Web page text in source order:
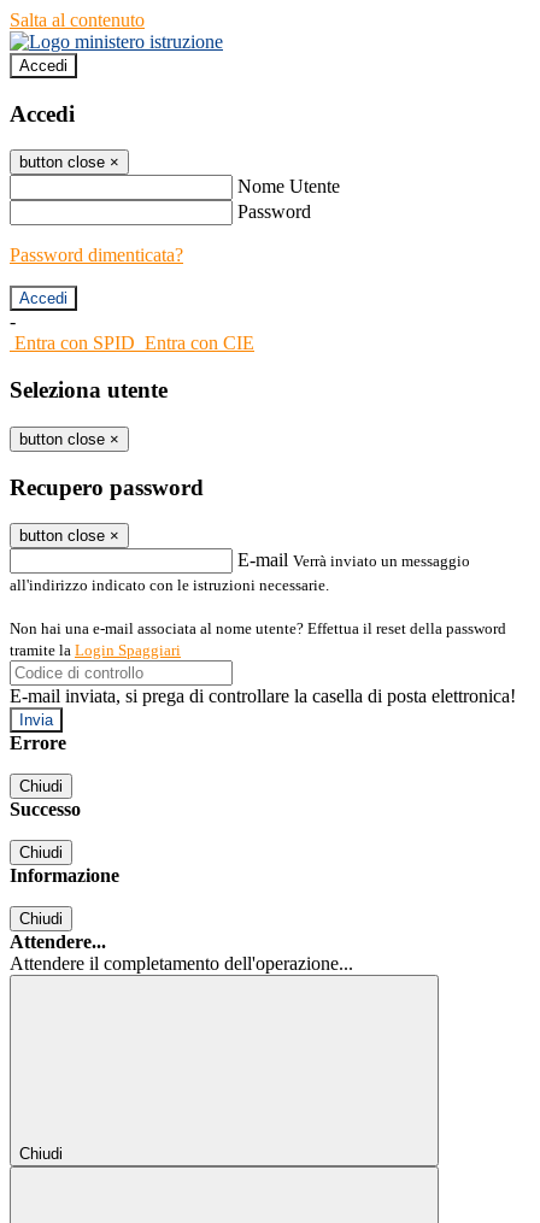
Salta al contenuto
Accedi
Accedi
button close ×
Nome Utente
Password
Password dimenticata?
-
Entra con SPID Entra con CIE
Seleziona utente
button close ×
Recupero password
button close ×
E-mail Verrà inviato un messaggio
all'indirizzo indicato con le istruzioni necessarie.
Non hai una e-mail associata al nome utente? Effettua il reset della password
tramite la Login Spaggiari
E-mail inviata, si prega di controllare la casella di posta elettronica!
Errore
Chiudi
Successo
Chiudi
Informazione
Chiudi
Attendere...
Attendere il completamento dell'operazione...
Chiudi